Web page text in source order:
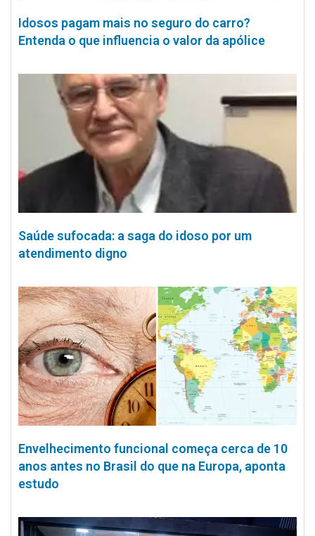
Idosos pagam mais no seguro do carro?
Entenda o que influencia o valor da apólice
Saúde sufocada: a saga do idoso por um
atendimento digno
Envelhecimento funcional começa cerca de 10
anos antes no Brasil do que na Europa, aponta
estudo